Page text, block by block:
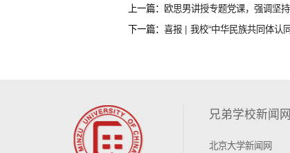
上一篇： 欧思男讲授专题党课，强调坚
下一篇： 喜报 | 我校“中华民族共同体认
兄弟学校新闻
北京大学新闻网